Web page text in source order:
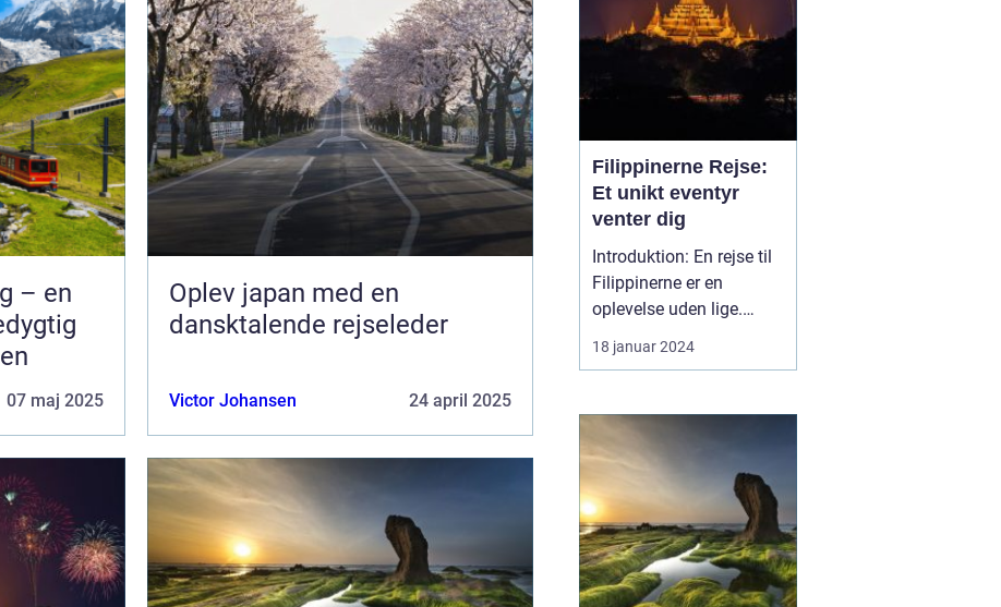
– en
07 maj 2025
Oplev japan med en
dansktalende rejseleder
Victor Johansen 24 april 2025
sprog. ...
Filippinerne Rejse:
Et unikt eventyr
venter dig
Introduktion: En rejse til
Filippinerne er en
oplevelse uden lige.
Dette sydøstasiatiske
paradis, der består af
byder på en overflod af
kulturelle, naturlige og
historiske skatte, der er
dybt forankrede i hjertet
af landet. Uan...
18 januar 2024